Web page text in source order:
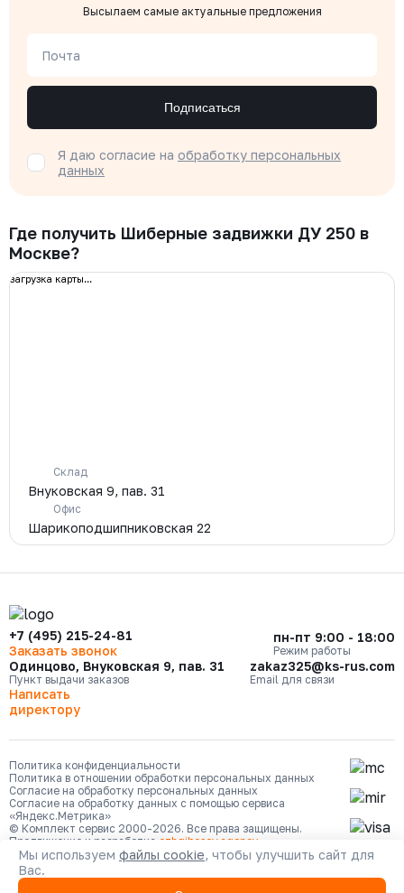
Высылаем самые актуальные предложения
Почта
Подписаться
Я даю согласие на обработку персональных
данных
Где получить Шиберные задвижки ДУ 250 в
Москве?
загрузка карты...
Склад
Внуковская 9, пав. 31
Офис
Шарикоподшипниковская 22
+7 (495) 215-24-81
Заказать звонок
пн-пт 9:00 - 18:00
Режим работы
Одинцово, Внуковская 9, пав. 31
Пункт выдачи заказов
zakaz325@ks-rus.com
Email для связи
Написать
директору
Политика конфиденциальности
Политика в отношении обработки персональных данных
Согласие на обработку персональных данных
Согласие на обработку данных с помощью сервиса
«Яндекс.Метрика»
© Комплект сервис 2000-2026. Все права защищены.
Продвижение и разработка ozhgibesov.agency
Мы используем файлы cookie, чтобы улучшить сайт для
Вас.